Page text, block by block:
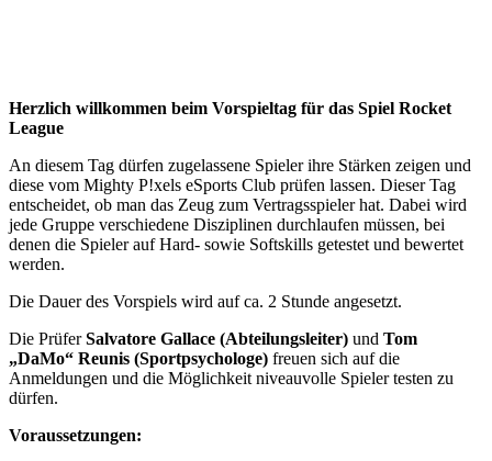
Herzlich willkommen beim Vorspieltag für das Spiel Rocket
League
An diesem Tag dürfen zugelassene Spieler ihre Stärken zeigen und
diese vom Mighty P!xels eSports Club prüfen lassen. Dieser Tag
entscheidet, ob man das Zeug zum Vertragsspieler hat. Dabei wird
jede Gruppe verschiedene Disziplinen durchlaufen müssen, bei
denen die Spieler auf Hard- sowie Softskills getestet und bewertet
werden.
Die Dauer des Vorspiels wird auf ca. 2 Stunde angesetzt.
Die PrüferSalvatore Gallace (Abteilungsleiter) und Tom
„DaMo“ Reunis (Sportpsychologe) freuen sich auf die
Anmeldungen und die Möglichkeit niveauvolle Spieler testen zu
dürfen.
Voraussetzungen: